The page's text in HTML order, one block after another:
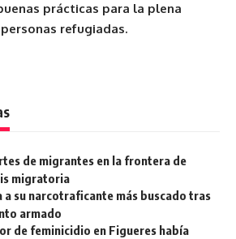
prácticas para la plena
refugiadas.
de migrantes en la frontera de
migratoria
a su narcotraficante más buscado tras
armado
de feminicidio en Figueres había